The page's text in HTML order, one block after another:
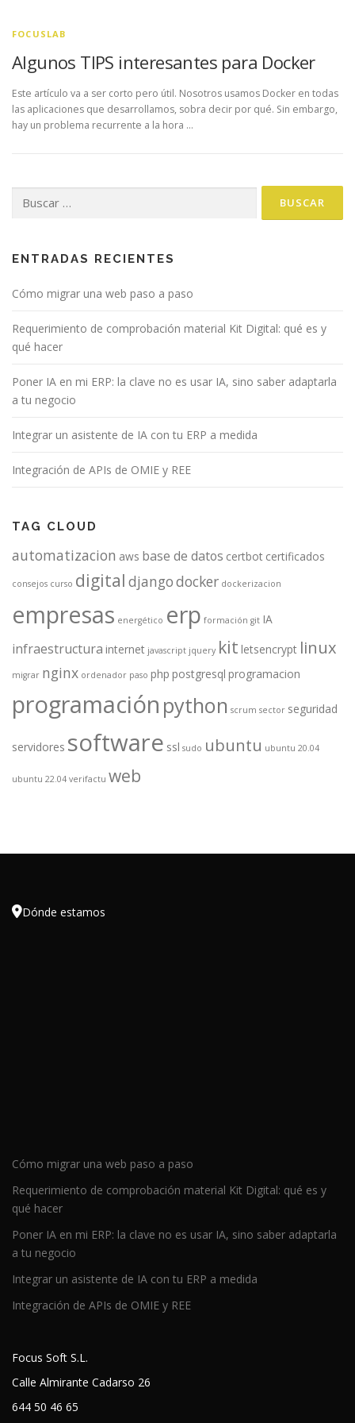
FOCUSLAB
Algunos TIPS interesantes para Docker
Este artículo va a ser corto pero útil. Nosotros usamos Docker en todas
las aplicaciones que desarrollamos, sobra decir por qué. Sin embargo,
hay un problema recurrente a la hora …
ENTRADAS RECIENTES
Cómo migrar una web paso a paso
Requerimiento de comprobación material Kit Digital: qué es y
qué hacer
Poner IA en mi ERP: la clave no es usar IA, sino saber adaptarla
a tu negocio
Integrar un asistente de IA con tu ERP a medida
Integración de APIs de OMIE y REE
TAG CLOUD
automatizacion aws base de datos certbot certificados
consejos curso digital djangodocker dockerizacion
empresas energético erp formación git IA
infraestructura internet javascript jquery kit letsencrypt linux
migrar nginx ordenador paso php postgresql programacion
programación python scrum sector seguridad
servidores software ssl sudo ubuntu ubuntu 20.04
ubuntu 22.04 verifactu web
Dónde estamos
Cómo migrar una web paso a paso
Requerimiento de comprobación material Kit Digital: qué es y
qué hacer
Poner IA en mi ERP: la clave no es usar IA, sino saber adaptarla
a tu negocio
Integrar un asistente de IA con tu ERP a medida
Integración de APIs de OMIE y REE
Focus Soft S.L.
Calle Almirante Cadarso 26
644 50 46 65